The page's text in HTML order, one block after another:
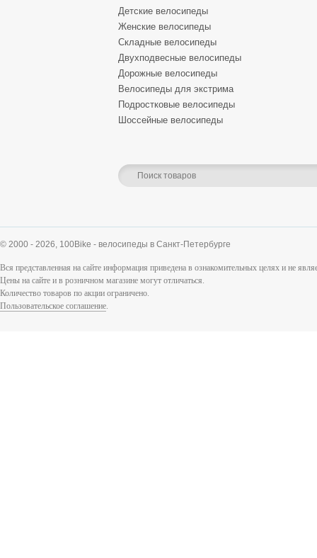
Детские велосипеды
Женские велосипеды
Складные велосипеды
Двухподвесные велосипеды
Дорожные велосипеды
Велосипеды для экстрима
Подростковые велосипеды
Шоссейные велосипеды
© 2000 - 2026, 100Bike - велосипеды в Санкт-Петербурге
Вся представленная на сайте информация приведена в ознакомительных целях и не
Цены на сайте и в розничном магазине могут отличаться.
Количество товаров по акции ограничено.
Пользовательское соглашение.